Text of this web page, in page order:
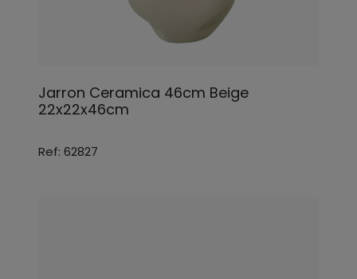
Jarron Ceramica 46cm Beige
22x22x46cm
Ref: 62827